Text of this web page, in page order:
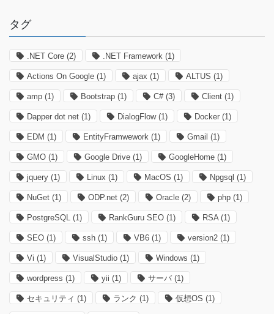
タグ
.NET Core (2) .NET Framework (1)
Actions On Google (1) ajax (1) ALTUS (1)
amp (1) Bootstrap (1) C#(3) Client (1)
Dapper dot net (1) DialogFlow(1) Docker (1)
EDM (1) EntityFramwework (1) Gmail (1)
GMO (1) Google Drive (1) GoogleHome (1)
jquery (1) Linux (1) MacOS (1) Npgsql (1)
NuGet (1) ODP.net (2) Oracle (2) php (1)
PostgreSQL (1) RankGuru SEO (1) RSA(1)
SEO (1) ssh (1) VB6 (1) version2 (1)
Vi (1) VisualStudio (1) Windows (1)
wordpress (1) yii (1) サーバ (1)
セキュリティ (1) ランク (1) 仮想OS (1)